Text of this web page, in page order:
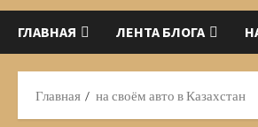
ГЛАВНАЯ ЛЕНТА БЛОГА
Главная на своём авто в Казахстан